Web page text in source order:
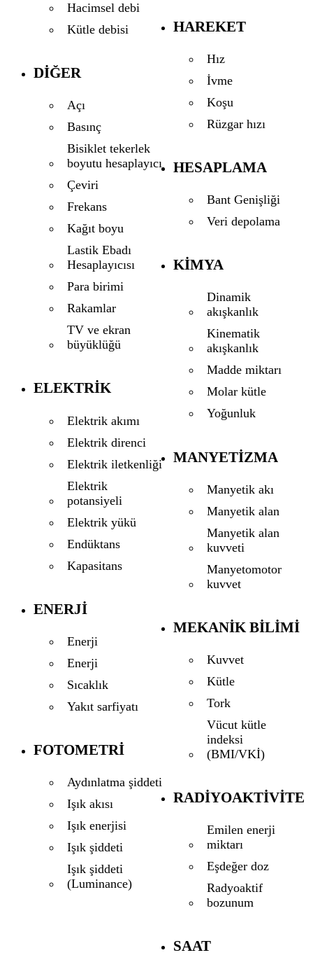
Hacimsel debi
Kütle debisi
DIĞER
Açı
Basınç
Bisiklet tekerlek
boyutu hesaplayıcı
Çeviri
Frekans
Kağıt boyu
Lastik Ebadı
Hesaplayıcısı
Para birimi
Rakamlar
TV ve ekran
büyüklüğü
ELEKTRIK
Elektrik akımı
Elektrik direnci
Elektrik iletkenliği
Elektrik
potansiyeli
Elektrik yükü
Endüktans
Kapasitans
ENERJI
Enerji
Enerji
Sıcaklık
Yakıt sarfiyatı
FOTOMETRI
Aydınlatma şiddeti
Işık akısı
Işık enerjisi
Işık şiddeti
Işık şiddeti
(Luminance)
HAREKET
Hız
İvme
Koşu
Rüzgar hızı
HESAPLAMA
Bant Genişliği
Veri depolama
KIMYA
Dinamik
akışkanlık
Kinematik
akışkanlık
Madde miktarı
Molar kütle
Yoğunluk
MANYETIZMA
Manyetik akı
Manyetik alan
Manyetik alan
kuvveti
Manyetomotor
kuvvet
MEKANIK BILIMI
Kuvvet
Kütle
Tork
Vücut kütle
indeksi
(BMI/VKİ)
RADIYOAKTIVITE
Emilen enerji
miktarı
Eşdeğer doz
Radyoaktif
bozunum
SAAT